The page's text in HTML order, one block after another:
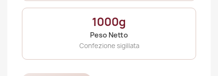
1000g
Peso Netto
Confezione sigillata